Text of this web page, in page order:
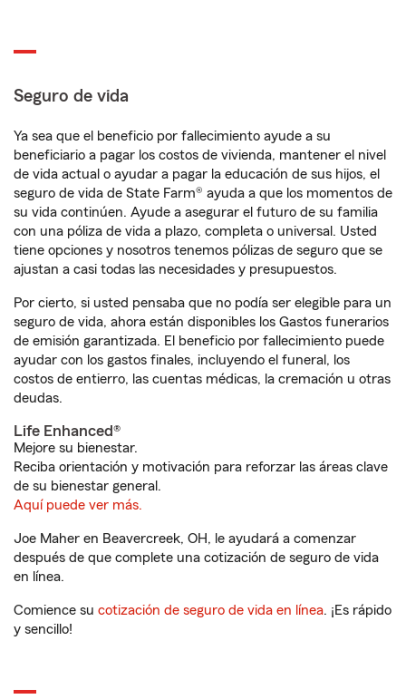
Seguro de vida
Ya sea que el beneficio por fallecimiento ayude a su
beneficiario a pagar los costos de vivienda, mantener el nivel
de vida actual o ayudar a pagar la educación de sus hijos, el
seguro de vida de State Farm® ayuda a que los momentos de
su vida continúen. Ayude a asegurar el futuro de su familia
con una póliza de vida a plazo, completa o universal. Usted
tiene opciones y nosotros tenemos pólizas de seguro que se
ajustan a casi todas las necesidades y presupuestos.
Por cierto, si usted pensaba que no podía ser elegible para un
seguro de vida, ahora están disponibles los Gastos funerarios
de emisión garantizada. El beneficio por fallecimiento puede
ayudar con los gastos finales, incluyendo el funeral, los
costos de entierro, las cuentas médicas, la cremación u otras
deudas.
Life Enhanced®
Mejore su bienestar.
Reciba orientación y motivación para reforzar las áreas clave
de su bienestar general.
Aquí puede ver más.
Joe Maher en Beavercreek, OH, le ayudará a comenzar
después de que complete una cotización de seguro de vida
en línea.
Comience su cotización de seguro de vida en línea. ¡Es rápido
y sencillo!